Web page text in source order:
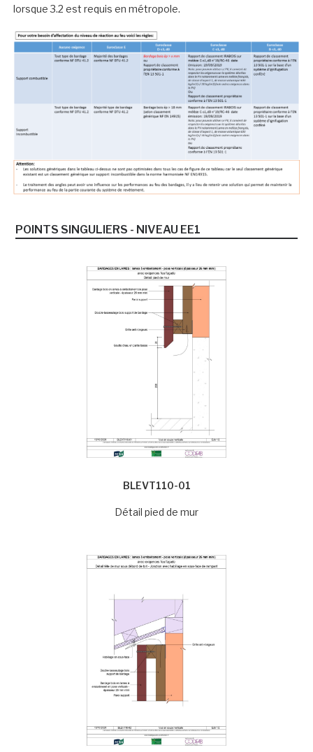
lorsque 3.2 est requis en métropole.
POINTS SINGULIERS - NIVEAU EE1
BLEVT110-01
Détail pied de mur